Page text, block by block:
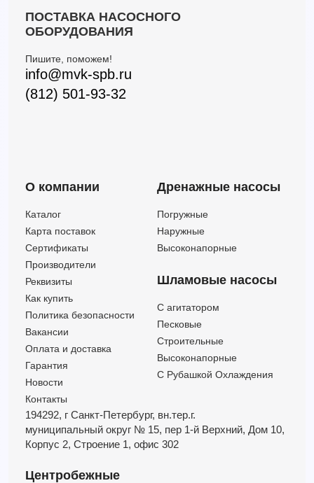
ПОСТАВКА НАСОСНОГО
ОБОРУДОВАНИЯ
Пишите, поможем!
info@mvk-spb.ru
(812) 501-93-32
О компании
Каталог
Карта поставок
Сертификаты
Производители
Реквизиты
Как купить
Политика безопасности
Вакансии
Оплата и доставка
Гарантия
Новости
Контакты
Дренажные насосы
Погружные
Наружные
Высоконапорные
Шламовые насосы
C агитатором
Песковые
Строительные
Высоконапорные
С Рубашкой Охлаждения
194292, г Санкт-Петербург, вн.тер.г.
муниципальный округ № 15, пер 1-й Верхний, Дом 10,
Корпус 2, Строение 1, офис 302
Центробежные